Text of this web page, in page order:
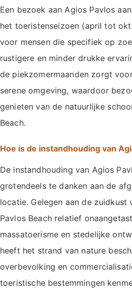
Een bezoek aan Agios Pavlos
het toeristenseizoen (april tot
voor mensen die specifiek op
rustigere en minder drukke
de piekzomermaanden zorgt
serene omgeving, waardoor
genieten van de natuurlijke
Beach.
Hoe is de instandhouding van
De instandhouding van Agios
grotendeels te danken aan de
locatie. Gelegen aan de zuidkust
Pavlos Beach relatief
massatoerisme en stedelijke
heeft het strand van nature
overbevolking en
toeristische bestemmingen